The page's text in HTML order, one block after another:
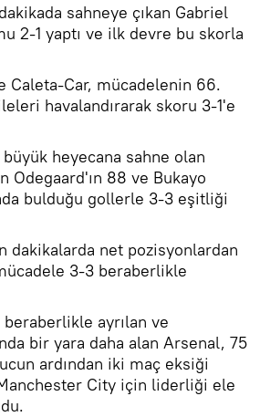
sahneye çıkan Gabriel
2-1 yaptı ve ilk devre bu skorla
Caleta-Car, mücadelenin 66.
havalandırarak skoru 3-1'e
heyecana sahne olan
Odegaard'ın 88 ve Bukayo
bulduğu gollerle 3-3 eşitliği
dakikalarda net pozisyonlardan
3-3 beraberlikle
ayrılan ve
bir yara daha alan Arsenal, 75
ardından iki maç eksiği
City için liderliği ele